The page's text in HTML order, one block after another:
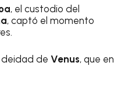
, el custodio del
, captó el momento
deidad de Venus, que en